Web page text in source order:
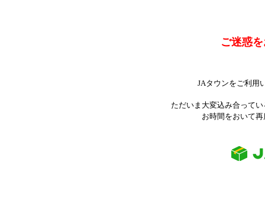
ご迷惑
JAタウンをご利用
ただいま大変込み合って
お時間をおいて